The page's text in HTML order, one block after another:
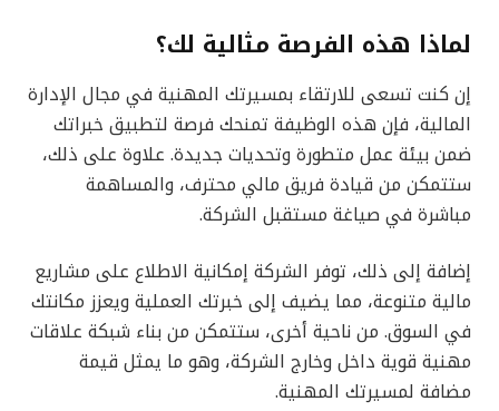
لماذا هذه الفرصة مثالية لك؟
إن كنت تسعى للارتقاء بمسيرتك المهنية في مجال الإدارة
المالية، فإن هذه الوظيفة تمنحك فرصة لتطبيق خبراتك
ضمن بيئة عمل متطورة وتحديات جديدة. علاوة على ذلك،
ستتمكن من قيادة فريق مالي محترف، والمساهمة
مباشرة في صياغة مستقبل الشركة.
إضافة إلى ذلك، توفر الشركة إمكانية الاطلاع على مشاريع
مالية متنوعة، مما يضيف إلى خبرتك العملية ويعزز مكانتك
في السوق. من ناحية أخرى، ستتمكن من بناء شبكة علاقات
مهنية قوية داخل وخارج الشركة، وهو ما يمثل قيمة
مضافة لمسيرتك المهنية.